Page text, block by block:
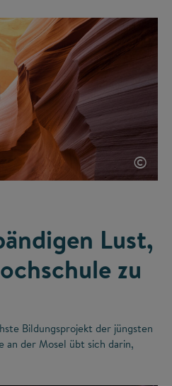
©
Lust,
zu
Bildungsprojekt der jüngsten
an der Mosel übt sich darin,